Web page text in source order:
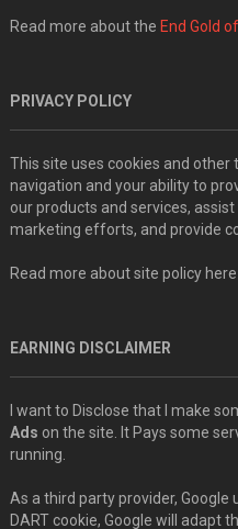
Read more about the End Gold
PRIVACY POLICY
This site uses cookies and
navigation and your ability to
our products and services,
marketing efforts, and provide
Read more about site policy here
EARNING DISCLAIMER
I want to Disclose that I make
Ads on the site. It Pays some
running.
As a third party provider, Google
DART cookie, Google will adapt